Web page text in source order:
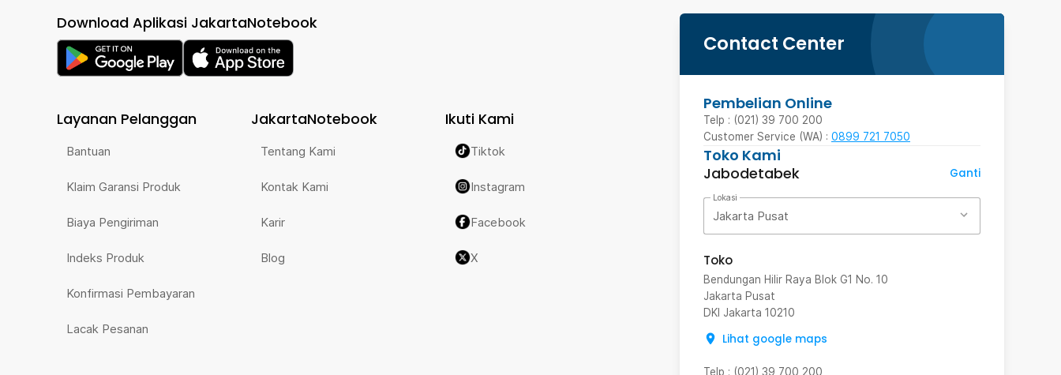
Contact Center
Pembelian Online
Telp : (021) 39 700 200
Customer Service (WA) : 0899 721 7050
Toko Kami
Jabodetabek
Ganti
Lokasi
Jakarta Pusat
Toko
Bendungan Hilir Raya Blok G1 No. 10
Jakarta Pusat
DKI Jakarta 10210
Lihat google maps
Telp : (021) 39 700 200
Download Aplikasi JakartaNotebook
Layanan Pelanggan
Bantuan
Klaim Garansi Produk
Biaya Pengiriman
Indeks Produk
Konfirmasi Pembayaran
Lacak Pesanan
JakartaNotebook
Tentang Kami
Kontak Kami
Karir
Blog
Ikuti Kami
Tiktok
Instagram
Facebook
X